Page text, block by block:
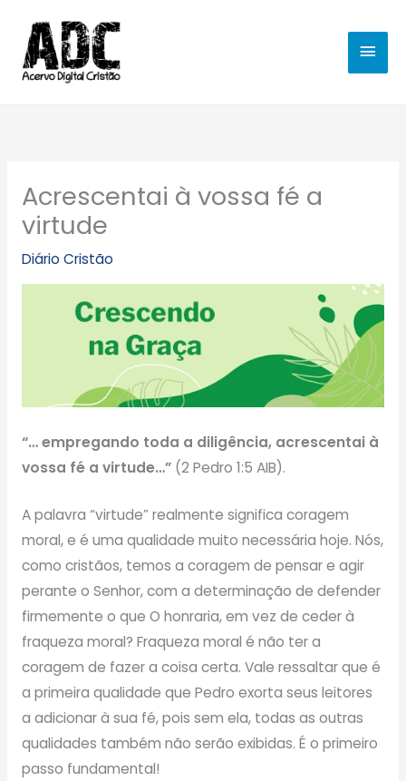
para
conteúdo
Acrescentai à vossa fé a
virtude
Diário Cristão
“… empregando toda a diligência, acrescentai à
vossa fé a virtude…”(2 Pedro 1:5 AIB).
A palavra “virtude” realmente significa coragem
moral, e é uma qualidade muito necessária hoje. Nós,
como cristãos, temos a coragem de pensar e agir
perante o Senhor, com a determinação de defender
firmemente o que O honraria, em vez de ceder à
fraqueza moral? Fraqueza moral é não ter a
coragem de fazer a coisa certa. Vale ressaltar que é
a primeira qualidade que Pedro exorta seus leitores
a adicionar à sua fé, pois sem ela, todas as outras
qualidades também não serão exibidas. É o primeiro
passo fundamental!